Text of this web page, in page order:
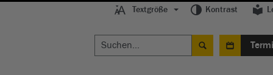
Textgröße Kontrast